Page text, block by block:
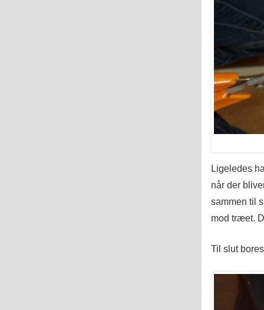
Ligeledes
når der
sammen til
mod træet.
Til slut